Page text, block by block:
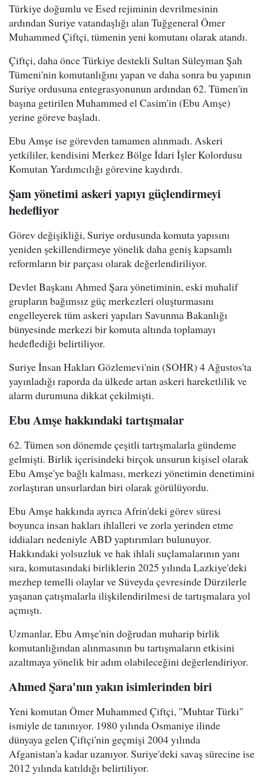
Türkiye doğumlu ve Esed rejiminin devrilmesinin
ardından Suriye vatandaşlığı alan Tuğgeneral Ömer
Muhammed Çiftçi, tümenin yeni komutanı olarak atandı.
Çiftçi, daha önce Türkiye destekli Sultan Süleyman Şah
Tümeni'nin komutanlığını yapan ve daha sonra bu yapının
Suriye ordusuna entegrasyonunun ardından 62. Tümen'in
başına getirilen Muhammed el Casim'in (Ebu Amşe)
yerine göreve başladı.
Ebu Amşe ise görevden tamamen alınmadı. Askeri
yetkililer, kendisini Merkez Bölge İdari İşler Kolordusu
Komutan Yardımcılığı görevine kaydırdı.
Şam yönetimi askeri yapıyı güçlendirmeyi
hedefliyor
Görev değişikliği, Suriye ordusunda komuta yapısını
yeniden şekillendirmeye yönelik daha geniş kapsamlı
reformların bir parçası olarak değerlendiriliyor.
Devlet Başkanı Ahmed Şara yönetiminin, eski muhalif
grupların bağımsız güç merkezleri oluşturmasını
engelleyerek tüm askeri yapıları Savunma Bakanlığı
bünyesinde merkezi bir komuta altında toplamayı
hedeflediği belirtiliyor.
Suriye İnsan Hakları Gözlemevi'nin (SOHR) 4 Ağustos'ta
yayınladığı raporda da ülkede artan askeri hareketlilik ve
alarm durumuna dikkat çekilmişti.
Ebu Amşe hakkındaki tartışmalar
62. Tümen son dönemde çeşitli tartışmalarla gündeme
gelmişti. Birlik içerisindeki birçok unsurun kişisel olarak
Ebu Amşe'ye bağlı kalması, merkezi yönetimin denetimini
zorlaştıran unsurlardan biri olarak görülüyordu.
Ebu Amşe hakkında ayrıca Afrin'deki görev süresi
boyunca insan hakları ihlalleri ve zorla yerinden etme
iddiaları nedeniyle ABD yaptırımları bulunuyor.
Hakkındaki yolsuzluk ve hak ihlali suçlamalarının yanı
sıra, komutasındaki birliklerin 2025 yılında Lazkiye'deki
mezhep temelli olaylar ve Süveyda çevresinde Dürzilerle
yaşanan çatışmalarla ilişkilendirilmesi de tartışmalara yol
açmıştı.
Uzmanlar, Ebu Amşe'nin doğrudan muharip birlik
komutanlığından alınmasının bu tartışmaların etkisini
azaltmaya yönelik bir adım olabileceğini değerlendiriyor.
Ahmed Şara'nın yakın isimlerinden biri
Yeni komutan Ömer Muhammed Çiftçi, "Muhtar Türki"
ismiyle de tanınıyor. 1980 yılında Osmaniye ilinde
dünyaya gelen Çiftçi'nin geçmişi 2004 yılında
Afganistan'a kadar uzanıyor. Suriye'deki savaş sürecine ise
2012 yılında katıldığı belirtiliyor.